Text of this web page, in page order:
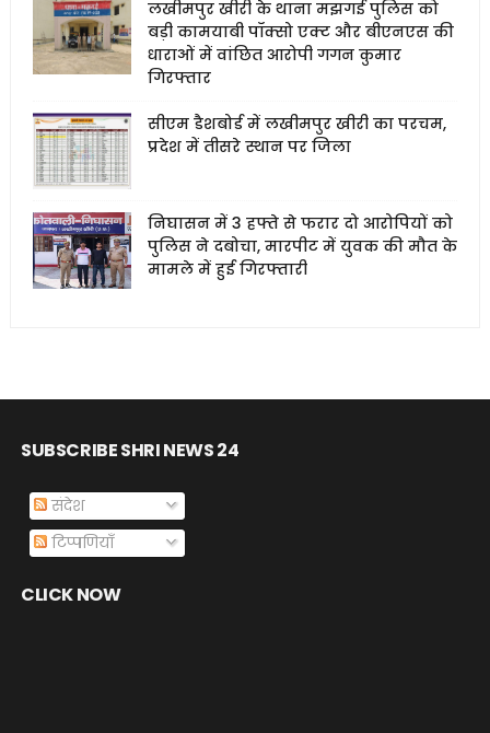
लखीमपुर खीरी के थाना मझगई पुलिस को
बड़ी कामयाबी पॉक्सो एक्ट और बीएनएस की
धाराओं में वांछित आरोपी गगन कुमार
गिरफ्तार
सीएम डैशबोर्ड में लखीमपुर खीरी का परचम,
प्रदेश में तीसरे स्थान पर जिला
निघासन में 3 हफ्ते से फरार दो आरोपियों को
पुलिस ने दबोचा, मारपीट में युवक की मौत के
मामले में हुई गिरफ्तारी
SUBSCRIBE SHRI NEWS 24
संदेश
टिप्पणियाँ
CLICK NOW